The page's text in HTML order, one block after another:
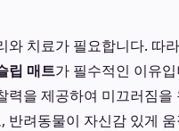
치료가 필요합니다. 따
립 매트가 필수적인 이유
을 제공하여 미끄러짐
려동물이 자신감 있게